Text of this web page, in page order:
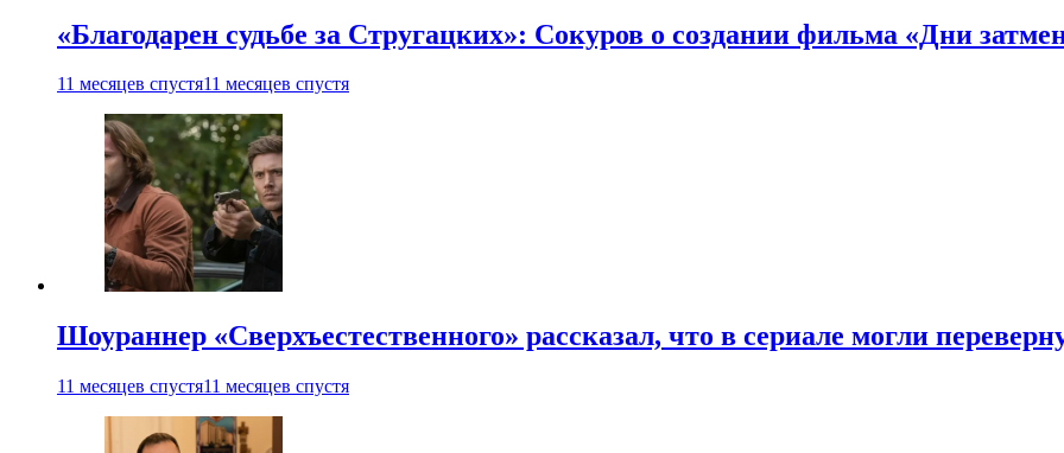
«Благодарен судьбе за Стругацких»: Сокуров о создании фильма «Дни
11 месяцев спустя11 месяцев спустя
Шоураннер «Сверхъестественного» рассказал, что в сериале могли
11 месяцев спустя11 месяцев спустя